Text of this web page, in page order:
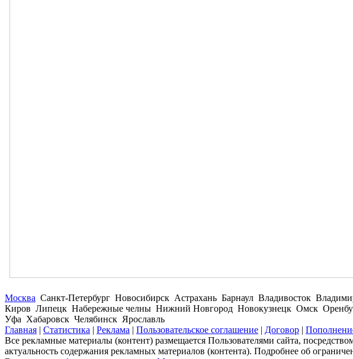
Москва Санкт-Петербург Новосибирск Астрахань Барнаул Владивосток
Киров Липецк Набережные челны Нижний Новгород Новокузнецк Омск
Уфа Хабаровск Челябинск Ярославль
Главная | Статистика | Реклама | Пользовательское соглашение | Договор |
Все рекламные материалы (контент) размещается Пользователями сайта,
актуальность содержания рекламных материалов (контента). Подробнее об